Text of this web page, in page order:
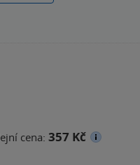
cena: 357 Kč